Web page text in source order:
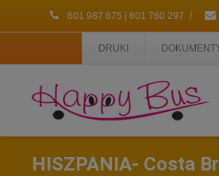
601 987 675 | 601 760 297 /
DRUKI
HISZPANIA- Costa